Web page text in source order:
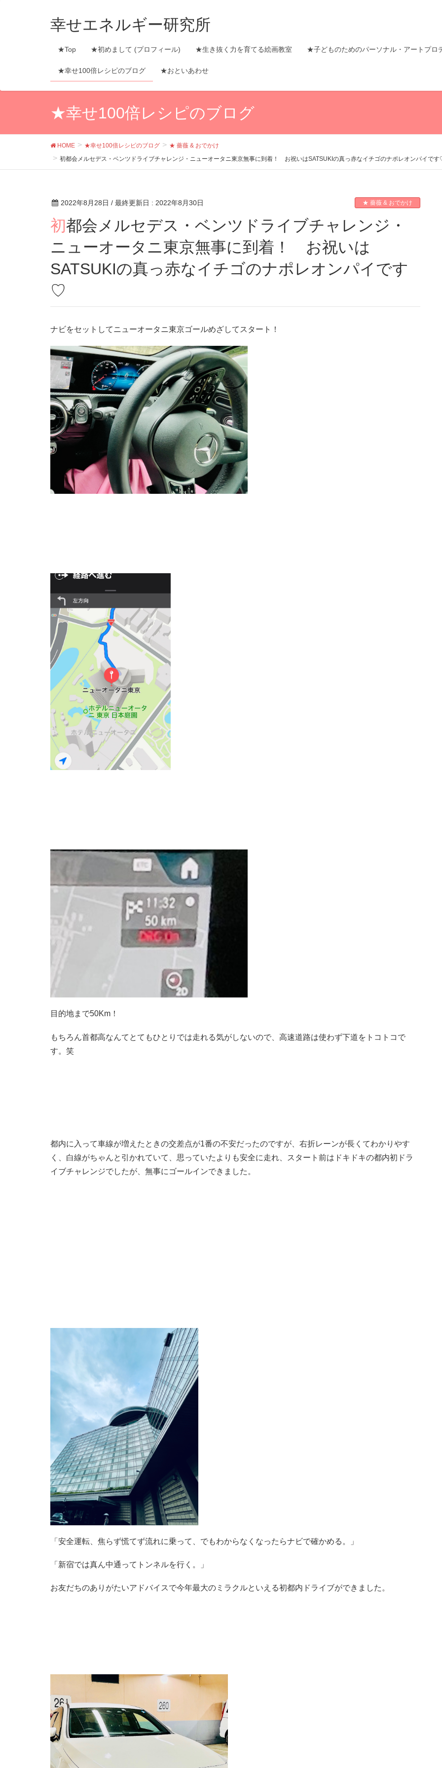
幸せエネルギー研究所
★Top ★初めまして (プロフィール) ★生き抜く力を育てる絵画教室 ★子どものためのパーソナル・アートプロ
★幸せ100倍レシピのブログ ★おといあわせ
★幸せ100倍レシピのブログ
HOME ★幸せ100倍レシピのブログ
★ 薔薇 & おでかけ
初都会メルセデス・ベンツドライブチャレンジ・ニューオータニ東京無事に到着！ お祝いはSATSUKIの真っ赤なイチゴのナポレオンパイで
2022年8月28日 / 最終更新日 : 2022年8月30日 ★ 薔薇 & おでかけ
初都会メルセデス・ベンツドライブチャレンジ・
ニューオータニ東京無事に到着！ お祝いは
SATSUKIの真っ赤なイチゴのナポレオンパイです
♡
ナビをセットしてニューオータニ東京ゴールめざしてスタート！
目的地まで50Km！
もちろん首都高なんてとてもひとりでは走れる気がしないので、高速道路は使わず下道をトコトコで
す。笑
都内に入って車線が増えたときの交差点が1番の不安だったのですが、右折レーンが長くてわかりやす
く、白線がちゃんと引かれていて、思っていたよりも安全に走れ、スタート前はドキドキの都内初ドラ
イブチャレンジでしたが、無事にゴールインできました。
「安全運転、焦らず慌てず流れに乗って、でもわからなくなったらナビで確かめる。」
「新宿では真ん中通ってトンネルを行く。」
お友だちのありがたいアドバイスで今年最大のミラクルといえる初都内ドライブができました。